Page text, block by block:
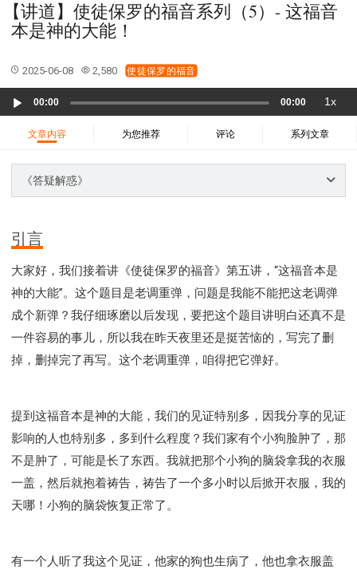
25 耶利米哀歌
27 但以理书
28 何西阿书
29 约珥书
30 阿摩司书
37 哈该书
38 撒迦利亚书
39 玛拉基书
40 马太福音
41 马可福音
42 路加福音
49 以弗所书
52 帖撒罗尼迦前书
53 帖撒罗尼迦后书
57 腓利门书
61 彼得后书
62 约翰一书
63 约翰二书
64 约翰三书
65 犹大书 66 启示录
圣经故事
神的愤怒系列
教会系列
智慧愚昧与狂妄
争战系列
信望爱系列
学习系列
时间管理和学习方法
爱神系列
喜乐系列
赶鬼系列
认识魔鬼的诡计
神所喜悦的人
彰显神愤怒的器皿
新时代基督教变革研讨会
神同在系列
传道者的言语
信心系列
命定性格系列
使徒保罗的福音
属灵的世界
耶稣基督的福音
智慧与悟性
属灵人的好习惯
打开天上祝福的窗口
神迹系列
【讲道】使徒保罗的福音系列（5）- 这福音
本是神的大能！
2025-06-08 2,580 使徒保罗的福音
Player
00:00 00:00 1x
文章内容 为您推荐 评论 系列文章
《答疑解惑》
引言
大家好，我们接着讲《使徒保罗的福音》第五讲，“这福音本是
神的大能”。这个题目是老调重弹，问题是我能不能把这老调弹
成个新弹？我仔细琢磨以后发现，要把这个题目讲明白还真不是
一件容易的事儿，所以我在昨天夜里还是挺苦恼的，写完了删
掉，删掉完了再写。这个老调重弹，咱得把它弹好。
提到这福音本是神的大能，我们的见证特别多，因我分享的见证
影响的人也特别多，多到什么程度？我们家有个小狗脸肿了，那
不是肿了，可能是长了东西。我就把那个小狗的脑袋拿我的衣服
一盖，然后就抱着祷告，祷告了一个多小时以后掀开衣服，我的
天哪！小狗的脑袋恢复正常了。
有一个人听了我这个见证，他家的狗也生病了，他也拿衣服盖